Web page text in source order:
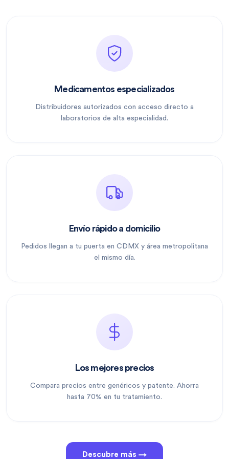
Medicamentos especializados
Distribuidores autorizados con acceso directo a
laboratorios de alta especialidad.
Envío rápido a domicilio
Pedidos llegan a tu puerta en CDMX y área metropolitana
el mismo día.
Los mejores precios
Compara precios entre genéricos y patente. Ahorra
hasta 70% en tu tratamiento.
Descubre más →